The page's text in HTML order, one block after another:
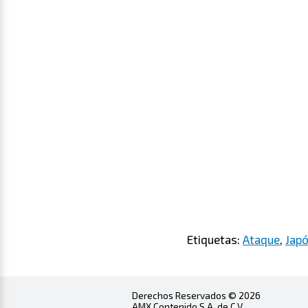
Etiquetas: Ataque
Derechos Reservados © 2026